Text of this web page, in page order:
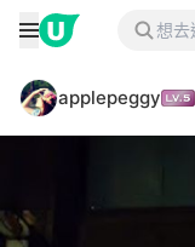
applepeggy